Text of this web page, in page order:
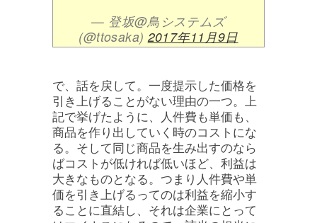
— 登坂@鳥システムズ
(@ttosaka) 2017年11月9日
で、話を戻して。一度提示した価格を
引き上げることがない理由の一つ。上
記で挙げたように、人件費も単価も、
商品を作り出していく時のコストにな
る。そして同じ商品を生み出すのなら
ばコストが低ければ低いほど、利益は
大きなものとなる。つまり人件費や単
価を引き上げるってのは利益を縮小す
ることに直結し、それは企業にとって